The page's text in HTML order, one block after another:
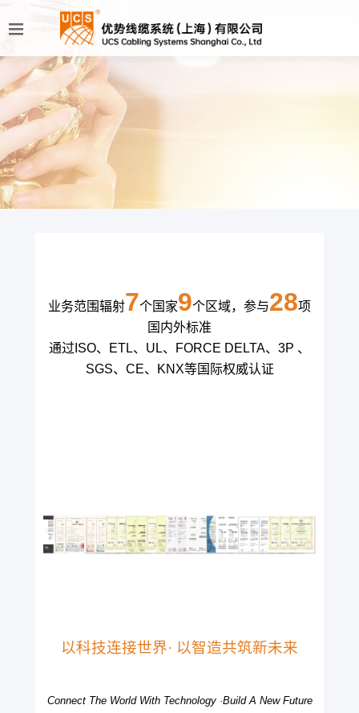
业务范围辐射7个国家9个区域，参与28项
国内外标准
通过ISO、ETL、UL、FORCE DELTA、3P 、
SGS、CE、KNX等国际权威认证
以科技连接世界· 以智造共筑新未来
Connect The World With Technology ·Build A New Future